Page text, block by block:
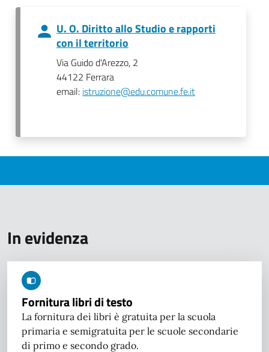
U. O. Diritto allo Studio e rapporti
con il territorio
Via Guido d'Arezzo, 2
44122 Ferrara
email: istruzione@edu.comune.fe.it
In evidenza
Fornitura libri di testo
La fornitura dei libri è gratuita per la scuola
primaria e semigratuita per le scuole secondarie
di primo e secondo grado.